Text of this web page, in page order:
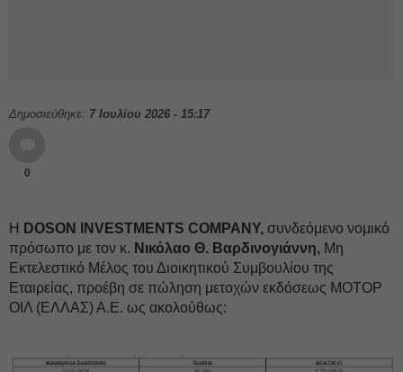
Δημοσιεύθηκε: 7 Ιουλίου 2026 - 15:17
0
Η DOSON INVESTMENTS COMPANY, συνδεόμενο νομικό
πρόσωπο με τον κ. Νικόλαο Θ. Βαρδινογιάννη, Μη
Εκτελεστικό Μέλος του Διοικητικού Συμβουλίου της
Εταιρείας, προέβη σε πώληση μετοχών εκδόσεως ΜΟΤΟΡ
ΟΙΛ (ΕΛΛΑΣ) Α.Ε. ως ακολούθως: